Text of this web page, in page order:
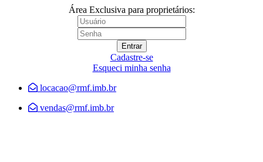
Área Exclusiva para proprietários:
Cadastre-se
Esqueci minha senha
locacao@rmf.imb.br
vendas@rmf.imb.br